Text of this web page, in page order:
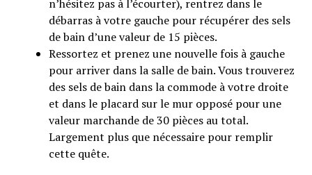
n’hésitez pas à l’écourter), rentrez dans le
débarras à votre gauche pour récupérer des sels
de bain d’une valeur de 15 pièces.
Ressortez et prenez une nouvelle fois à gauche
pour arriver dans la salle de bain. Vous trouverez
des sels de bain dans la commode à votre droite
et dans le placard sur le mur opposé pour une
valeur marchande de 30 pièces au total.
Largement plus que nécessaire pour remplir
cette quête.